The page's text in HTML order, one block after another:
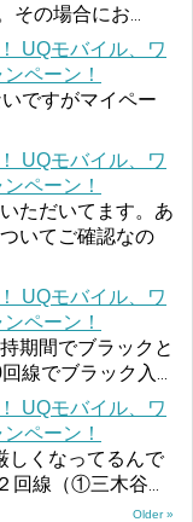
その場合にお
UQモバイル、ワ
ペーン！
ですがマイペー
UQモバイル、ワ
ペーン！
ただいてます。あ
いてご確認なの
UQモバイル、ワ
ペーン！
期間でブラックと
線でブラック入
UQモバイル、ワ
ペーン！
しくなってるんで
回線（①三木谷
Older »